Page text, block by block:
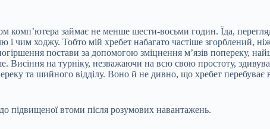
займає не менше шести-восьми годин. Їда,
чим ходжу. Тобто мій хребет набагато частіше згорблений,
постави за допомогою зміцнення м’язів попереку,
Висіння на турніку, незважаючи на всю свою простоту,
та шийного відділу. Воно й не дивно, що хребет
підвищеної втоми після розумових навантажень.